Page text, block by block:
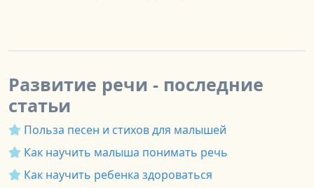
Развитие речи - последние
статьи
Польза песен и стихов для малышей
Как научить малыша понимать речь
Как научить ребенка здороваться